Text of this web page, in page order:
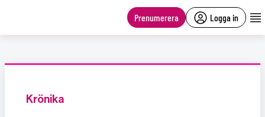
Prenumerera Logga in
Krönika